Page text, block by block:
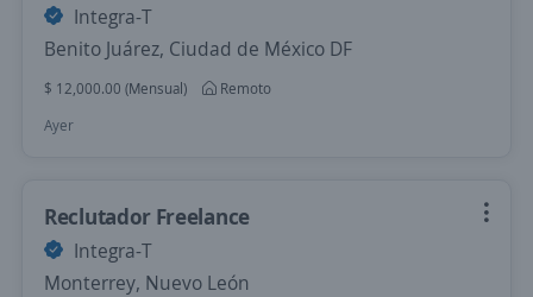
Integra-T
Benito Juárez, Ciudad de México DF
$ 12,000.00 (Mensual)
Remoto
Ayer
Reclutador Freelance
Integra-T
Monterrey, Nuevo León